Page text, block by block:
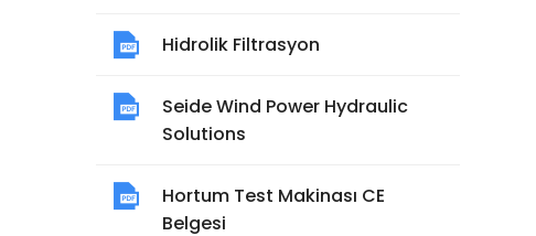
Hidrolik Filtrasyon
Seide Wind Power Hydraulic
Solutions
Hortum Test Makinası CE
Belgesi